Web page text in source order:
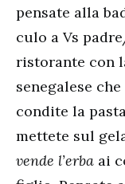
pensate alla
culo a Vs
ristorante con
senegalese
condite la
mettete sul
vende l’erba ai